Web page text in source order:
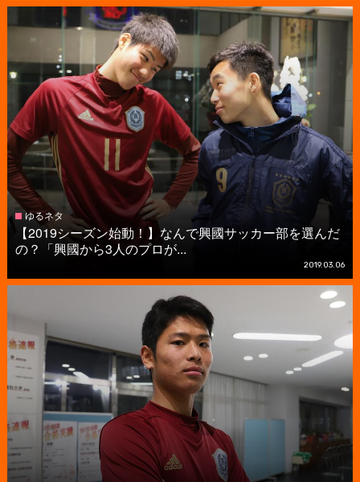
ゆるネタ
【2019シーズン始動！】なんで興國サッカー部を選んだ
の？「興國から3人のプロが...
2019.03.06